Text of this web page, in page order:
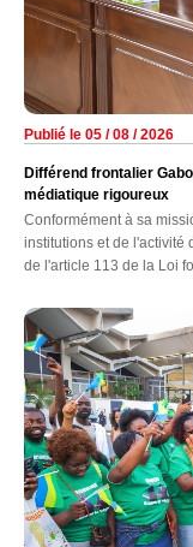
Publié le 05 / 08 / 2026
Différend frontalier
médiatique rigoureux
Conformément à sa
institutions et de l'activité
de l'article 113 de la Loi
principaux médias
autorité de la